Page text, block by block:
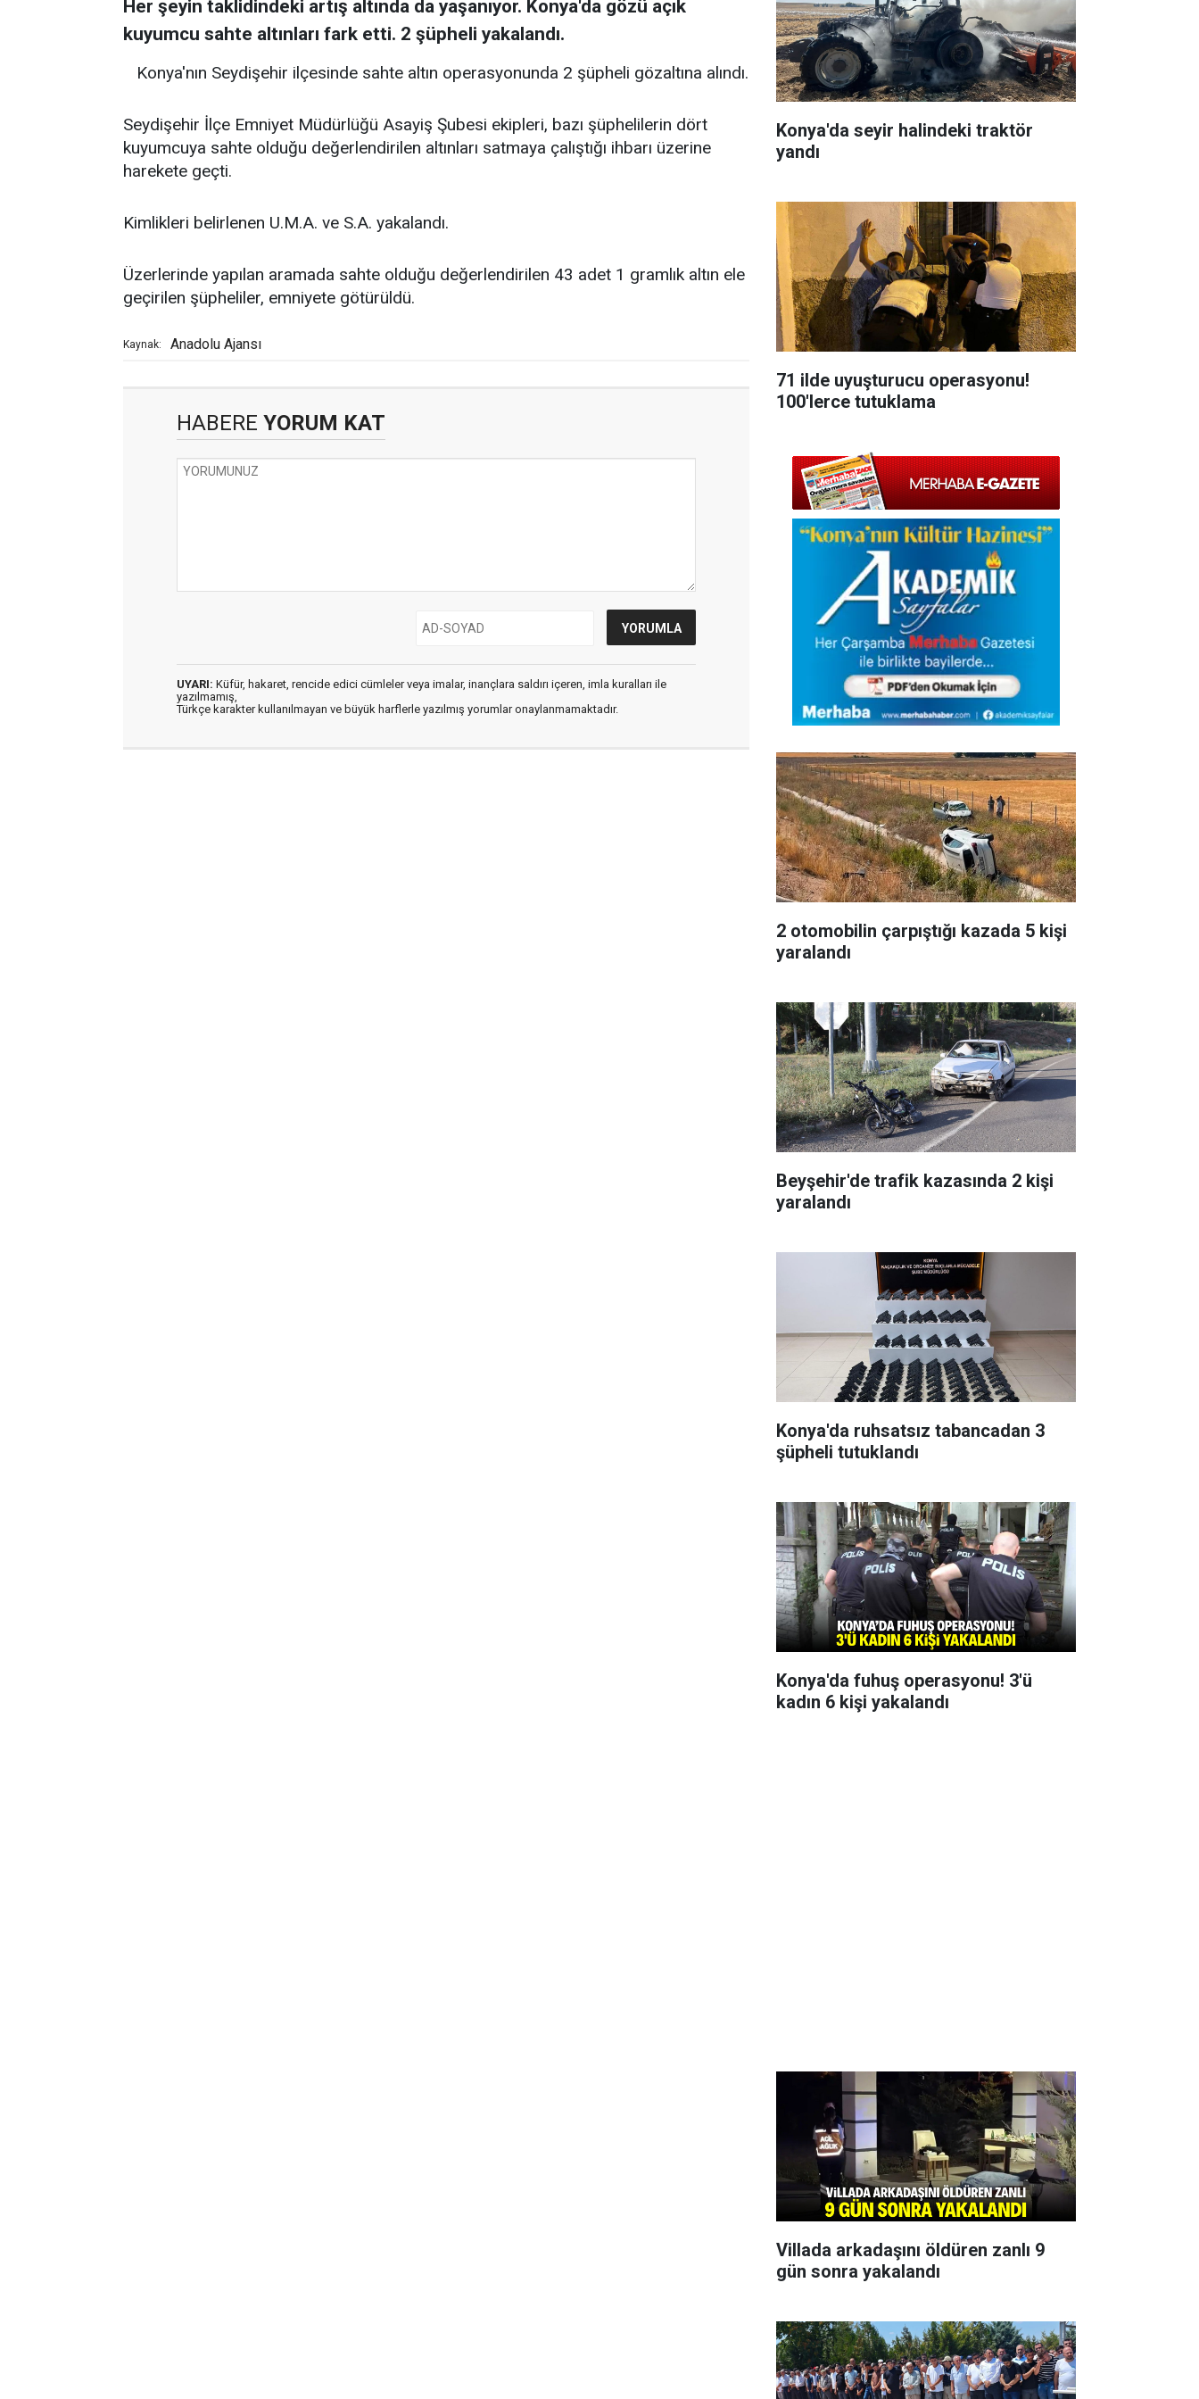
Her şeyin taklidindeki artış altında da yaşanıyor. Konya'da gözü açık
kuyumcu sahte altınları fark etti. 2 şüpheli yakalandı.
Konya'nın Seydişehir ilçesinde sahte altın operasyonunda 2 şüpheli gözaltına alındı.
Seydişehir İlçe Emniyet Müdürlüğü Asayiş Şubesi ekipleri, bazı şüphelilerin dört
kuyumcuya sahte olduğu değerlendirilen altınları satmaya çalıştığı ihbarı üzerine
harekete geçti.
Kimlikleri belirlenen U.M.A. ve S.A. yakalandı.
Üzerlerinde yapılan aramada sahte olduğu değerlendirilen 43 adet 1 gramlık altın ele
geçirilen şüpheliler, emniyete götürüldü.
Kaynak: Anadolu Ajansı
HABERE YORUM KAT
UYARI: Küfür, hakaret, rencide edici cümleler veya imalar, inançlara saldırı içeren, imla kuralları ile
yazılmamış,
Türkçe karakter kullanılmayan ve büyük harflerle yazılmış yorumlar onaylanmamaktadır.
Konya'da seyir halindeki traktör
yandı
71 ilde uyuşturucu operasyonu!
100'lerce tutuklama
2 otomobilin çarpıştığı kazada 5 kişi
yaralandı
Beyşehir'de trafik kazasında 2 kişi
yaralandı
Konya'da ruhsatsız tabancadan 3
şüpheli tutuklandı
Konya'da fuhuş operasyonu! 3'ü
kadın 6 kişi yakalandı
Villada arkadaşını öldüren zanlı 9
gün sonra yakalandı